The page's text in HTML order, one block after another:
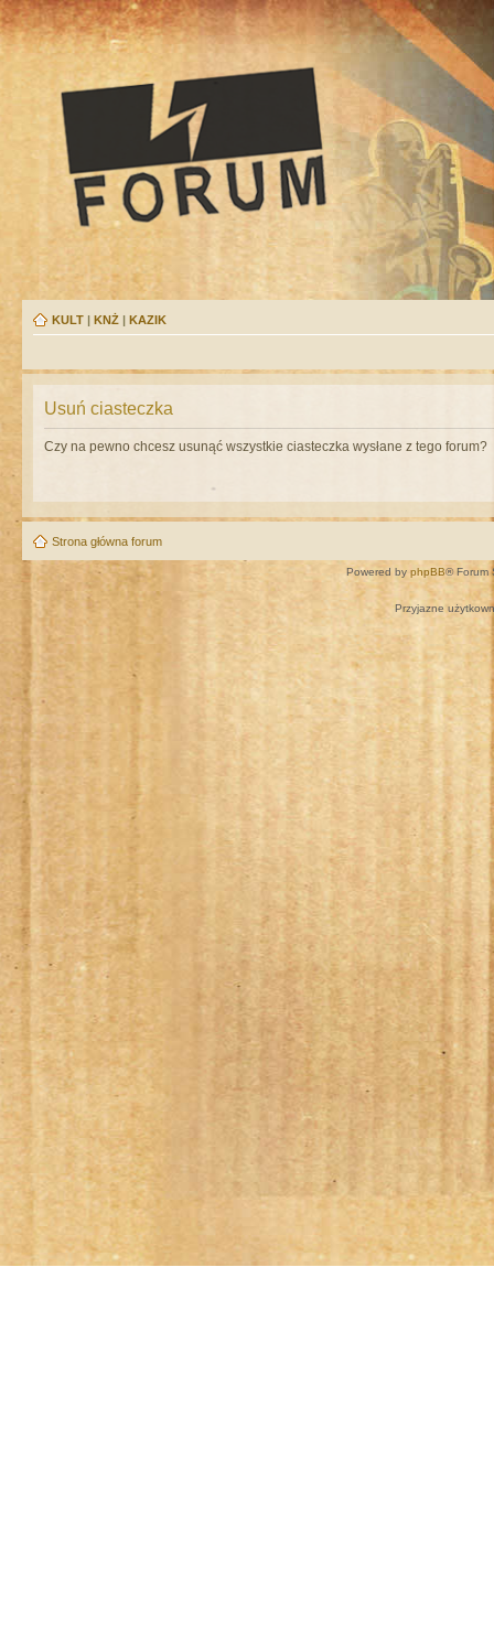
KULT | KNŻ | KAZIK
Usuń ciasteczka
Czy na pewno chcesz usunąć wszystkie ciasteczka wysłane z tego forum?
Strona główna forum
Powered by phpBB® Forum
Przyjazne